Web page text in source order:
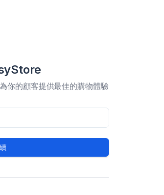
你的顧客提供最佳的購物體驗